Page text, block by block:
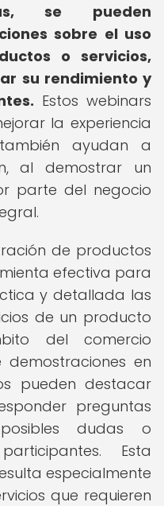
se pueden
sobre el uso
o servicios,
su rendimiento y
Estos webinars
la experiencia
ayudan a
al demostrar un
parte del negocio
de productos
efectiva para
y detallada las
de un producto
del comercio
en
pueden destacar
preguntas
dudas o
Esta
especialmente
que requieren